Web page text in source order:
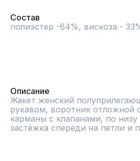
Состав
полиэстер -64%, вискоза -
Описание
Жакет женский
рукавом, воротник отложной
карманы с клапанами, по
застёжка спереди на петли и